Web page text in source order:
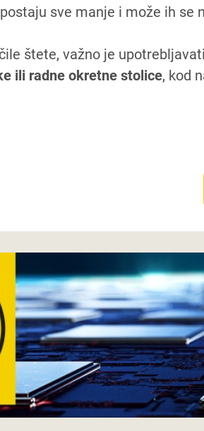
sve manje i može ih se
štete, važno je
ili radne okretne stolice, kod